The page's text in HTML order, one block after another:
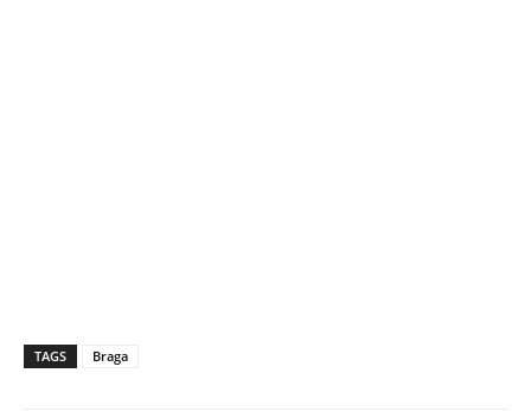
TAGS Braga